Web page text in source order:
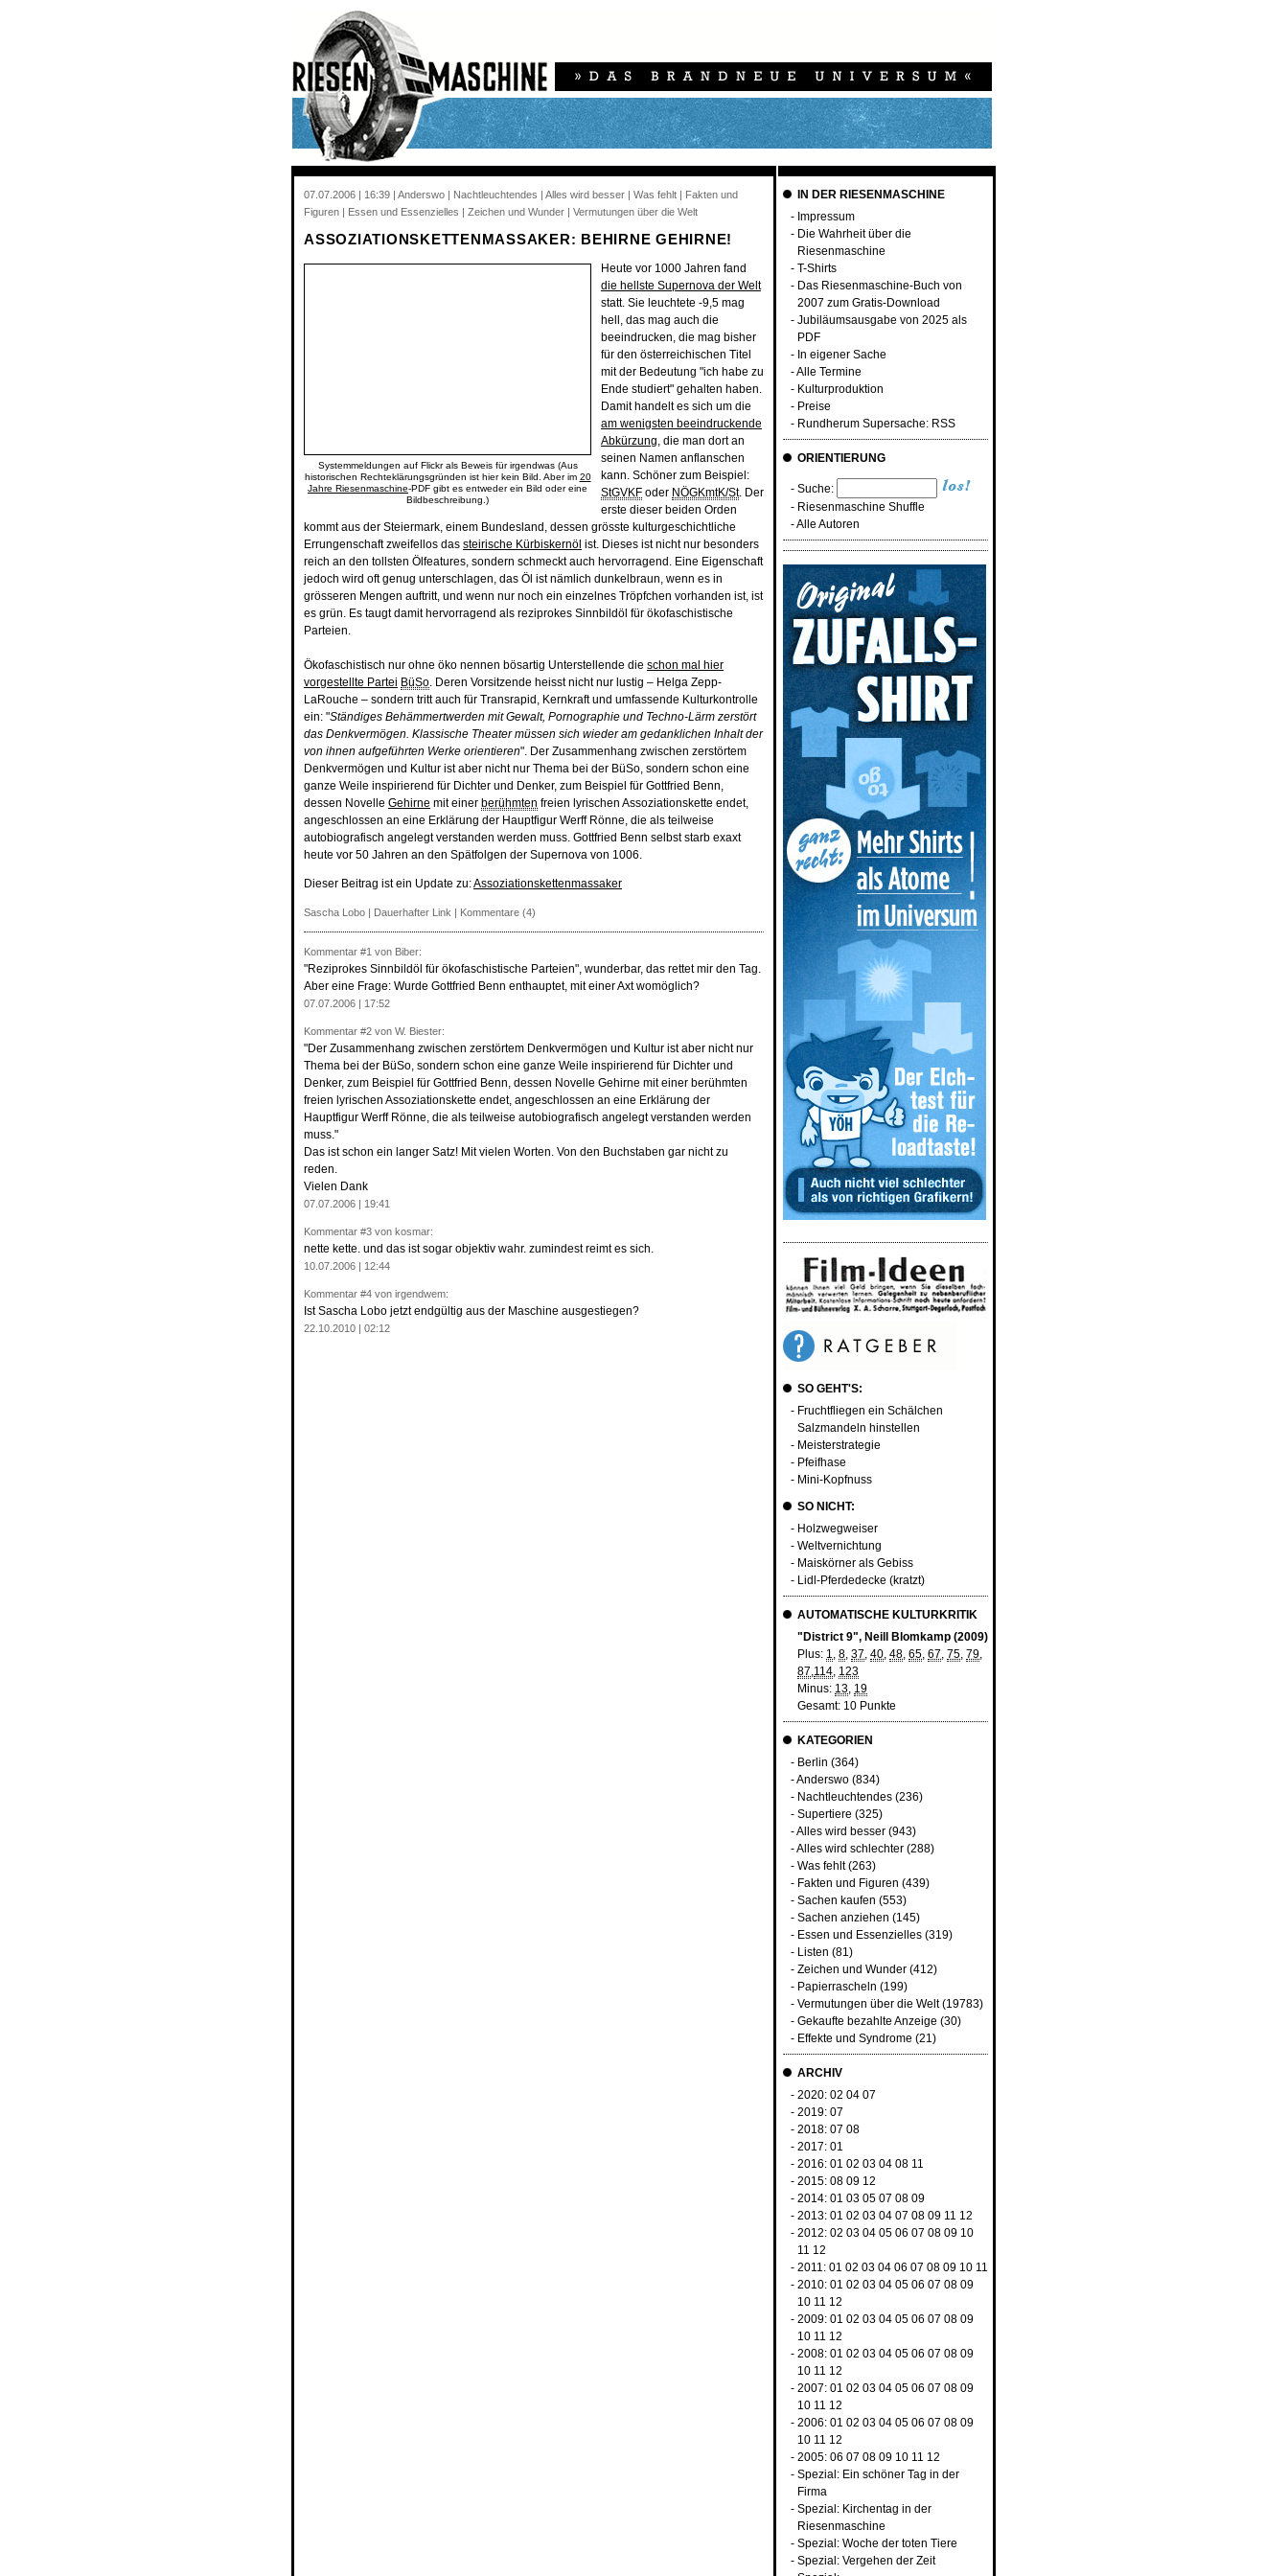
07.07.2006 | 16:39 | Anderswo | Nachtleuchtendes | Alles wird besser | Was fehlt | Fakten und
Figuren | Essen und Essenzielles | Zeichen und Wunder | Vermutungen über die Welt
ASSOZIATIONSKETTENMASSAKER: BEHIRNE GEHIRNE!
Systemmeldungen auf Flickr als Beweis für irgendwas (Aus
historischen Rechteklärungsgründen ist hier kein Bild. Aber im 20
Jahre Riesenmaschine-PDF gibt es entweder ein Bild oder eine
Bildbeschreibung.)
Heute vor 1000 Jahren fand
die hellste Supernova der Welt
statt. Sie leuchtete -9,5 mag
hell, das mag auch die
beeindrucken, die mag bisher
für den österreichischen Titel
mit der Bedeutung "ich habe zu
Ende studiert" gehalten haben.
Damit handelt es sich um die
am wenigsten beeindruckende
Abkürzung, die man dort an
seinen Namen anflanschen
kann. Schöner zum Beispiel:
StGVKF oder NÖGKmtK/St. Der
erste dieser beiden Orden
kommt aus der Steiermark, einem Bundesland, dessen grösste kulturgeschichtliche
Errungenschaft zweifellos das steirische Kürbiskernöl ist. Dieses ist nicht nur besonders
reich an den tollsten Ölfeatures, sondern schmeckt auch hervorragend. Eine Eigenschaft
jedoch wird oft genug unterschlagen, das Öl ist nämlich dunkelbraun, wenn es in
grösseren Mengen auftritt, und wenn nur noch ein einzelnes Tröpfchen vorhanden ist, ist
es grün. Es taugt damit hervorragend als reziprokes Sinnbildöl für ökofaschistische
Parteien.
Ökofaschistisch nur ohne öko nennen bösartig Unterstellende die schon mal hier
vorgestellte Partei BüSo. Deren Vorsitzende heisst nicht nur lustig – Helga Zepp-
LaRouche – sondern tritt auch für Transrapid, Kernkraft und umfassende Kulturkontrolle
ein: "Ständiges Behämmertwerden mit Gewalt, Pornographie und Techno-Lärm zerstört
das Denkvermögen. Klassische Theater müssen sich wieder am gedanklichen Inhalt der
von ihnen aufgeführten Werke orientieren". Der Zusammenhang zwischen zerstörtem
Denkvermögen und Kultur ist aber nicht nur Thema bei der BüSo, sondern schon eine
ganze Weile inspirierend für Dichter und Denker, zum Beispiel für Gottfried Benn,
dessen Novelle Gehirne mit einer berühmten freien lyrischen Assoziationskette endet,
angeschlossen an eine Erklärung der Hauptfigur Werff Rönne, die als teilweise
autobiografisch angelegt verstanden werden muss. Gottfried Benn selbst starb exaxt
heute vor 50 Jahren an den Spätfolgen der Supernova von 1006.
Dieser Beitrag ist ein Update zu:Assoziationskettenmassaker
Sascha Lobo | Dauerhafter Link | Kommentare (4)
Kommentar #1 von Biber:
"Reziprokes Sinnbildöl für ökofaschistische Parteien", wunderbar, das rettet mir den Tag.
Aber eine Frage: Wurde Gottfried Benn enthauptet, mit einer Axt womöglich?
07.07.2006 | 17:52
Kommentar #2 von W. Biester:
"Der Zusammenhang zwischen zerstörtem Denkvermögen und Kultur ist aber nicht nur
Thema bei der BüSo, sondern schon eine ganze Weile inspirierend für Dichter und
Denker, zum Beispiel für Gottfried Benn, dessen Novelle Gehirne mit einer berühmten
freien lyrischen Assoziationskette endet, angeschlossen an eine Erklärung der
Hauptfigur Werff Rönne, die als teilweise autobiografisch angelegt verstanden werden
muss."
Das ist schon ein langer Satz! Mit vielen Worten. Von den Buchstaben gar nicht zu
reden.
Vielen Dank
07.07.2006 | 19:41
Kommentar #3 von kosmar:
nette kette. und das ist sogar objektiv wahr. zumindest reimt es sich.
10.07.2006 | 12:44
Kommentar #4 von irgendwem:
Ist Sascha Lobo jetzt endgültig aus der Maschine ausgestiegen?
22.10.2010 | 02:12
IN DER RIESENMASCHINE
- Impressum
- Die Wahrheit über die
Riesenmaschine
- T-Shirts
- Das Riesenmaschine-Buch von
2007 zum Gratis-Download
- Jubiläumsausgabe von 2025 als
PDF
- In eigener Sache
-Alle Termine
- Kulturproduktion
- Preise
- Rundherum Supersache: RSS
ORIENTIERUNG
- Suche:
- Riesenmaschine Shuffle
-Alle Autoren
SO GEHT'S:
- Fruchtfliegen ein Schälchen
Salzmandeln hinstellen
- Meisterstrategie
- Pfeifhase
- Mini-Kopfnuss
SO NICHT:
- Holzwegweiser
- Weltvernichtung
- Maiskörner als Gebiss
- Lidl-Pferdedecke (kratzt)
AUTOMATISCHE KULTURKRITIK
"District 9", Neill Blomkamp (2009)
Plus: 1, 8, 37, 40, 48, 65, 67, 75, 79,
87,114, 123
Minus: 13, 19
Gesamt: 10 Punkte
KATEGORIEN
- Berlin (364)
-Anderswo(834)
- Nachtleuchtendes(236)
- Supertiere (325)
-Alles wird besser(943)
-Alles wird schlechter(288)
- Was fehlt(263)
- Fakten und Figuren (439)
- Sachen kaufen (553)
- Sachen anziehen (145)
- Essen und Essenzielles(319)
- Listen (81)
- Zeichen und Wunder(412)
- Papierrascheln (199)
- Vermutungen über die Welt(19783)
- Gekaufte bezahlte Anzeige (30)
- Effekte und Syndrome (21)
ARCHIV
- 2020: 02 04 07
- 2019: 07
- 2018: 07 08
- 2017: 01
- 2016: 01 02 03 04 08 11
- 2015: 08 09 12
- 2014: 01 03 05 07 08 09
- 2013: 01 02 03 04 07 08 09 11 12
- 2012: 02 03 04 05 06 07 08 09 10
11 12
- 2011: 01 02 03 04 06 07 08 09 10 11
- 2010: 01 02 03 04 05 06 07 08 09
10 11 12
- 2009: 01 02 03 04 05 06 07 08 09
10 11 12
- 2008: 01 02 03 04 05 06 07 08 09
10 11 12
- 2007: 01 02 03 04 05 06 07 08 09
10 11 12
- 2006: 01 02 03 04 05 06 07 08 09
10 11 12
- 2005: 06 07 08 09 10 11 12
- Spezial: Ein schöner Tag in der
Firma
- Spezial: Kirchentag in der
Riesenmaschine
- Spezial: Woche der toten Tiere
- Spezial: Vergehen der Zeit